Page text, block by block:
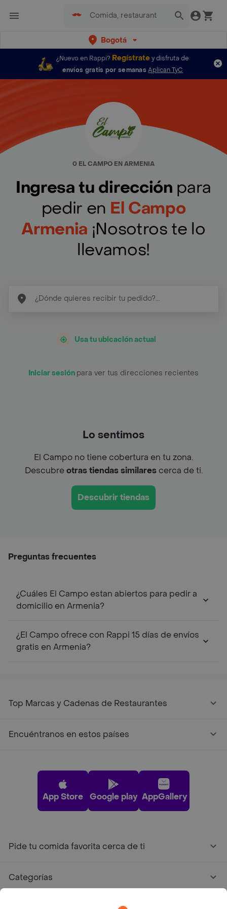
Bogotá
¿Nuevo en Rappi? Regístratey disfruta de
envíos gratis por semanas Aplican TyC
0 EL CAMPO EN ARMENIA
Ingresa tu dirección para
pedir en El Campo
Armenia ¡Nosotros te lo
llevamos!
Usa tu ubicación actual
Iniciar sesión para ver tus direcciones recientes
Lo sentimos
El Campo no tiene cobertura en tu zona.
Descubreotras tiendas similarescerca de ti.
Descubrir tiendas
Preguntas frecuentes
¿Cuáles El Campo estan abiertos para pedir a
domicilio en Armenia?
¿El Campo ofrece con Rappi 15 días de envíos
gratis en Armenia?
Top Marcas y Cadenas de Restaurantes
Encuéntranos en estos países
App Store Google play AppGallery
Pide tu comida favorita cerca de ti
Categorías